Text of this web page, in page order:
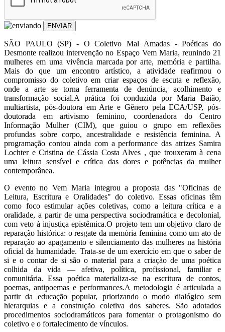
ENVIAR
SÃO PAULO (SP) - O Coletivo Mal Amadas - Poéticas do
Desmonte realizou intervenção no Espaço Vem Maria, reunindo 21
mulheres em uma vivência marcada por arte, memória e partilha.
Mais do que um encontro artístico, a atividade reafirmou o
compromisso do coletivo em criar espaços de escuta e reflexão,
onde a arte se torna ferramenta de denúncia, acolhimento e
transformação social.A prática foi conduzida por Maria Baião,
multiartista, pós-doutora em Arte e Gênero pela ECA/USP, pós-
doutorada em artivismo feminino, coordenadora do Centro
Informação Mulher (CIM), que guiou o grupo em reflexões
profundas sobre corpo, ancestralidade e resistência feminina. A
programação contou ainda com a performance das atrizes Samira
Lochter e Cristina de Cássia Costa Alves , que trouxeram à cena
uma leitura sensível e crítica das dores e potências da mulher
contemporânea.
O evento no Vem Maria integrou a proposta das "Oficinas de
Leitura, Escritura e Oralidades" do coletivo. Essas oficinas têm
como foco estimular ações coletivas, como a leitura crítica e a
oralidade, a partir de uma perspectiva sociodramática e decolonial,
com veto à injustiça epistêmica.O projeto tem um objetivo claro de
reparação histórica: o resgate da memória feminina como um ato de
reparação ao apagamento e silenciamento das mulheres na história
oficial da humanidade. Trata-se de um exercício em que o saber de
si e o contar de si são o material para a criação de uma poética
colhida da vida — afetiva, política, profissional, familiar e
comunitária. Essa poética materializa-se na escritura de contos,
poemas, antipoemas e performances.A metodologia é articulada a
partir da educação popular, priorizando o modo dialógico sem
hierarquias e a construção coletiva dos saberes. São adotados
procedimentos sociodramáticos para fomentar o protagonismo do
coletivo e o fortalecimento de vínculos.